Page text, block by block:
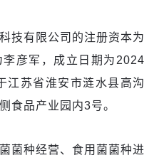
技有限公司的注册资本为
彦军，成立日期为2024
江苏省淮安市涟水县高沟
食品产业园内3号。
菌种经营、食用菌菌种进